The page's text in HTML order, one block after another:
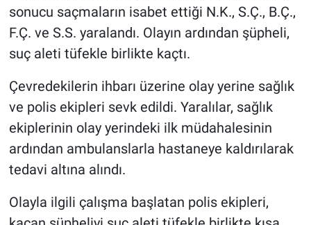
sonucu saçmaların isabet ettiği N.K., S.Ç., B.Ç.,
F.Ç. ve S.S. yaralandı. Olayın ardından şüpheli,
suç aleti tüfekle birlikte kaçtı.
Çevredekilerin ihbarı üzerine olay yerine sağlık
ve polis ekipleri sevk edildi. Yaralılar, sağlık
ekiplerinin olay yerindeki ilk müdahalesinin
ardından ambulanslarla hastaneye kaldırılarak
tedavi altına alındı.
Olayla ilgili çalışma başlatan polis ekipleri,